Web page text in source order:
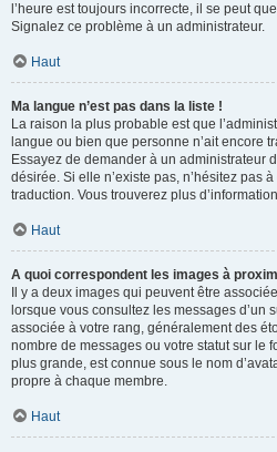
l’heure est toujours incorrecte, il se peut
Signalez ce problème à un administrateur.
Haut
Ma langue n’est pas dans la liste !
La raison la plus probable est que
langue ou bien que personne n’ait encore
Essayez de demander à un administrateur
désirée. Si elle n’existe pas, n’hésitez pas
traduction. Vous trouverez plus
Haut
A quoi correspondent les images à
Il y a deux images qui peuvent être
lorsque vous consultez les messages d’un
associée à votre rang, généralement des
nombre de messages ou votre statut sur le
plus grande, est connue sous le nom
propre à chaque membre.
Haut